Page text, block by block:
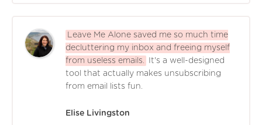
Leave Me Alone saved me so much time
decluttering my inbox and freeing myself
from useless emails.
It's a well-designed
tool that actually makes unsubscribing
from email lists fun.
Elise Livingston